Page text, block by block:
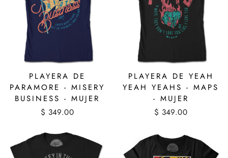
PLAYERA DE
PARAMORE - MISERY
BUSINESS - MUJER
$ 349.00
PLAYERA DE YEAH
YEAH YEAHS - MAPS
- MUJER
$ 349.00